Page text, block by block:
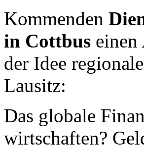
Kommenden
in Cottbus einen
der Idee
Lausitz:
Das globale
wirtschaften?